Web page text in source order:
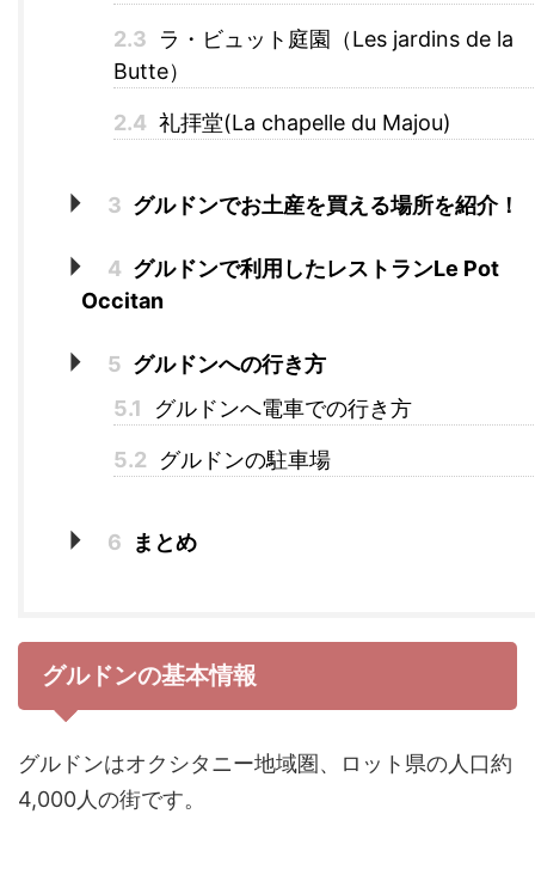
2.3
ラ・ビュット庭園（Les jardins de la
Butte）
2.4 礼拝堂(La chapelle du Majou)
3 グルドンでお土産を買える場所を紹介！
4 グルドンで利用したレストランLe Pot
Occitan
5 グルドンへの行き方
5.1
グルドンへ電車での行き方
5.2 グルドンの駐車場
6 まとめ
グルドンの基本情報
グルドンはオクシタニー地域圏、ロット県の人口約
4,000人の街です。